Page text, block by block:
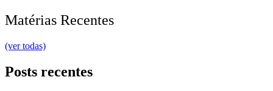
Matérias Recentes
(ver todas)
Posts recentes